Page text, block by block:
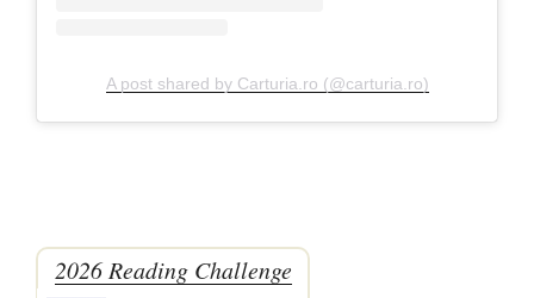
A post shared by Carturia.ro (@carturia.ro)
2026 Reading Challenge